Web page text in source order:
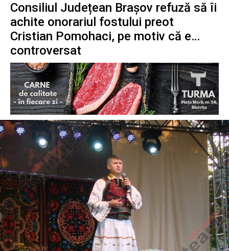
Consiliul Județean Brașov refuză să îi
achite onorariul fostului preot
Cristian Pomohaci, pe motiv că e…
controversat